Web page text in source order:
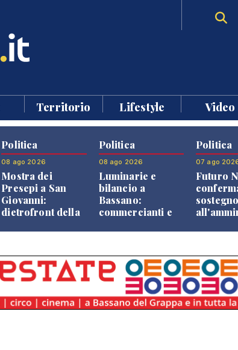
Territorio Lifestyle Video
Politica
08 ago 2026
Mostra dei
Presepi a San
Giovanni:
dietrofront della
Politica
08 ago 2026
Luminarie e
bilancio a
Bassano:
commercianti e
Politica
07 ago
Futuro